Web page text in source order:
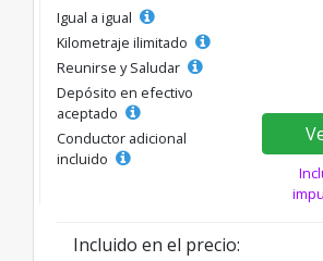
Igual a igual
Kilometraje ilimitado
Reunirse y Saludar
Depósito en efectivo
aceptado
Conductor adicional
incluido
Incluido en el precio: